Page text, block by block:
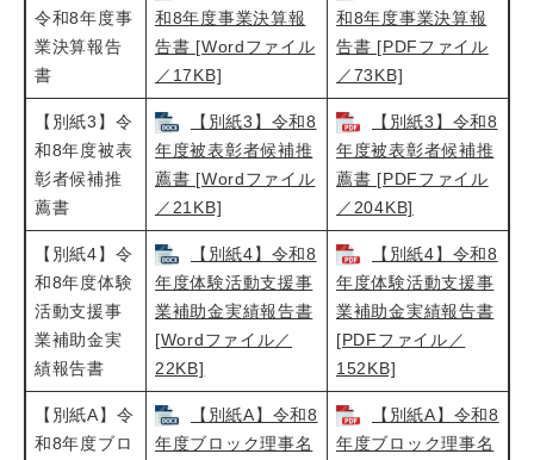
令和8年度事
業決算報告
書
和8年度事業決算報
告書 [Wordファイル
／17KB]
和8年度事業決算報
告書 [PDFファイル
／73KB]
【別紙3】令
和8年度被表
彰者候補推
薦書
【別紙3】令和8
年度被表彰者候補推
薦書 [Wordファイル
／21KB]
【別紙3】令和8
年度被表彰者候補推
薦書 [PDFファイル
／204KB]
【別紙4】令
和8年度体験
活動支援事
業補助金実
績報告書
【別紙4】令和8
年度体験活動支援事
業補助金実績報告書
[Wordファイル／
22KB]
【別紙4】令和8
年度体験活動支援事
業補助金実績報告書
[PDFファイル／
152KB]
【別紙A】令
和8年度ブロ
【別紙A】令和8
年度ブロック理事名
【別紙A】令和8
年度ブロック理事名